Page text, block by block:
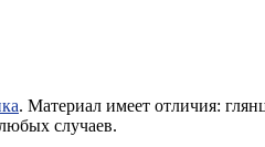
. Материал имеет отличия:
случаев.